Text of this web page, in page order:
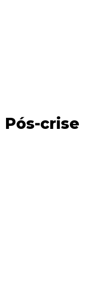
Pós-crise